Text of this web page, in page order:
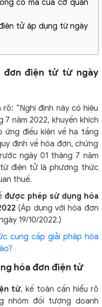
có mã của cơ quan
tử áp dụng từ ngày
đơn điện tử từ ngày
“Nghị định này có hiệu
năm 2022, khuyến khích
ứng điều kiện về hạ tầng
định về hóa đơn, chứng
ngày 01 tháng 7 năm
từ điện tử là phương thức
thuế.
được phép sử dụng hóa
(Áp dụng với hóa đơn
19/10/2022.)
cung cấp giải pháp hóa
hóa đơn điện tử
tử, kế toán cần hiểu rõ
nhóm đối tượng doanh